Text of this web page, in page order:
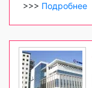
>>> Подробнее